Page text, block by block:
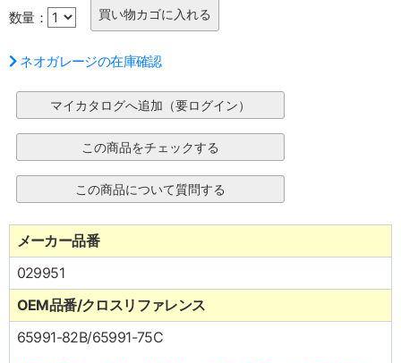
数量：
ネオガレージの在庫確認
メーカー品番
029951
OEM品番/クロスリファレンス
65991-82B/65991-75C